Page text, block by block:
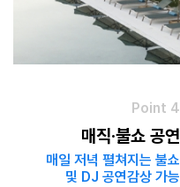
Point 4
매직·불쇼 공연
매일 저녁 펼쳐지는 불쇼
및 DJ 공연감상 가능